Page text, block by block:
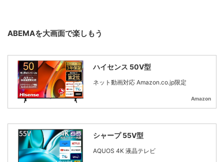
ABEMAを大画面で楽しもう
ハイセンス 50V型
ネット動画対応 Amazon.co.jp限定
Amazon
シャープ 55V型
AQUOS 4K 液晶テレビ